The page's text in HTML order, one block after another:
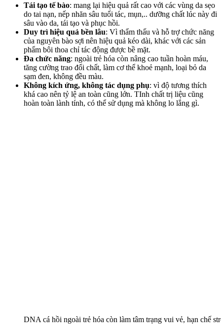
Tái tạo tế bào: mang lại hiệu quả rất cao với các vùng da sẹo
do tai nạn, nếp nhăn sâu tuổi tác, mụn,.. dưỡng chất lúc này đi
sâu vào da, tái tạo và phục hồi.
Duy trì hiệu quả bền lâu: Vì thẩm thấu và hỗ trợ chức năng
của nguyên bào sợi nên hiệu quả kéo dài, khác với các sản
phẩm bôi thoa chỉ tác động được bề mặt.
Đa chức năng: ngoài trẻ hóa còn nâng cao tuần hoàn máu,
tăng cường trao đổi chất, làm cơ thể khoẻ mạnh, loại bỏ da
sạm đen, không đều màu.
Không kích ứng, không tác dụng phụ: vì độ tương thích
khá cao nên tỷ lệ an toàn cũng lớn. TInh chất trị liệu cũng
hoàn toàn lành tính, có thể sử dụng mà không lo lắng gì.
DNA cá hồi ngoài trẻ hóa còn làm tâm trạng vui vẻ, hạn chế